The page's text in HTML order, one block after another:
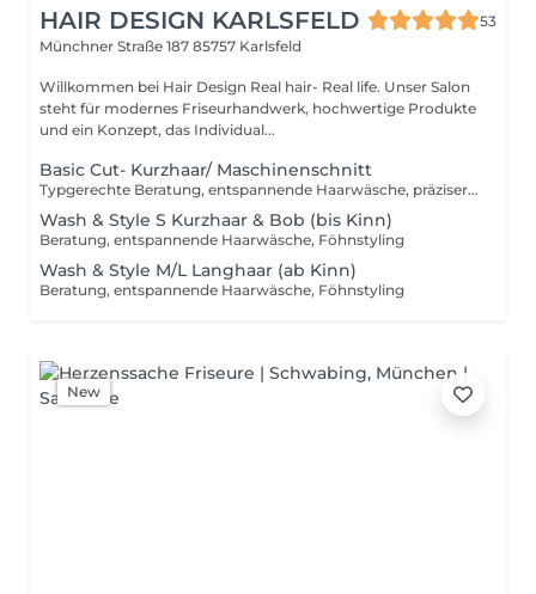
HAIR DESIGN KARLSFELD
53
Münchner Straße 187 85757 Karlsfeld
Willkommen bei Hair Design Real hair- Real life. Unser Salon
steht für modernes Friseurhandwerk, hochwertige Produkte
und ein Konzept, das Individual...
Basic Cut- Kurzhaar/ Maschinenschnitt
Typgerechte Beratung, entspannende Haarwäsche, präziser Kurzhaar/ Maschinenschnitt, Styling Unsere Preise richten sich nach Haarlänge und Aufwand, nicht nach Geschlecht.
Wash & Style S Kurzhaar & Bob (bis Kinn)
Beratung, entspannende Haarwäsche, Föhnstyling
Wash & Style M/L Langhaar (ab Kinn)
Beratung, entspannende Haarwäsche, Föhnstyling
New